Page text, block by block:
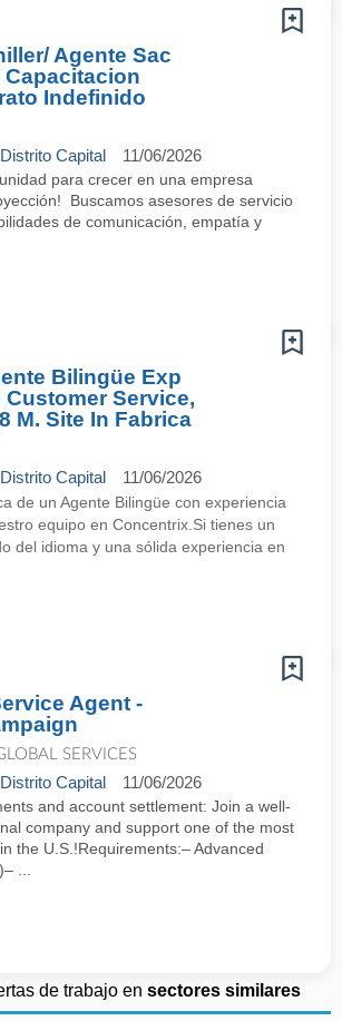
Agente Sac
Capacitacion
Indefinido
Capital 11/06/2026
para crecer en una empresa
Buscamos asesores de servicio
de comunicación, empatía y
Bilingüe Exp
Customer Service,
M. Site In Fabrica
Capital 11/06/2026
de un Agente Bilingüe con experiencia
equipo en Concentrix.Si tienes un
del idioma y una sólida experiencia en
Agent -
SERVICES
Capital 11/06/2026
and account settlement: Join a well-
company and support one of the most
the U.S.!Requirements:– Advanced
...
de trabajo en sectores similares